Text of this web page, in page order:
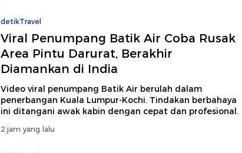
detikTravel
Viral Penumpang Batik Air Coba Rusak
Area Pintu Darurat, Berakhir
Diamankan di India
Video viral penumpang Batik Air berulah dalam
penerbangan Kuala Lumpur-Kochi. Tindakan berbahaya
ini ditangani awak kabin dengan cepat dan profesional.
2 jam yang lalu